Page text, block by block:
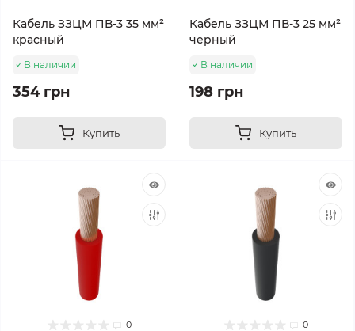
Кабель ЗЗЦМ ПВ-3 35 мм²
красный
В наличии
354 грн
Купить
Кабель ЗЗЦМ ПВ-3 25 мм²
черный
В наличии
198 грн
Купить
0 0